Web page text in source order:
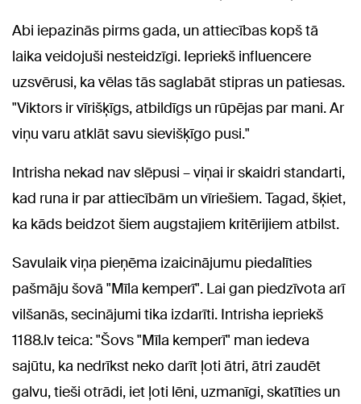
Abi iepazinās pirms gada, un attiecības kopš tā
laika veidojuši nesteidzīgi. Iepriekš influencere
uzsvērusi, ka vēlas tās saglabāt stipras un patiesas.
"Viktors ir vīrišķīgs, atbildīgs un rūpējas par mani. Ar
viņu varu atklāt savu sievišķīgo pusi."
Intrisha nekad nav slēpusi – viņai ir skaidri standarti,
kad runa ir par attiecībām un vīriešiem. Tagad, šķiet,
ka kāds beidzot šiem augstajiem kritērijiem atbilst.
Savulaik viņa pieņēma izaicinājumu piedalīties
pašmāju šovā "Mīla kemperī". Lai gan piedzīvota arī
vilšanās, secinājumi tika izdarīti. Intrisha iepriekš
1188.lv teica: "Šovs "Mīla kemperī" man iedeva
sajūtu, ka nedrīkst neko darīt ļoti ātri, ātri zaudēt
galvu, tieši otrādi, iet ļoti lēni, uzmanīgi, skatīties un